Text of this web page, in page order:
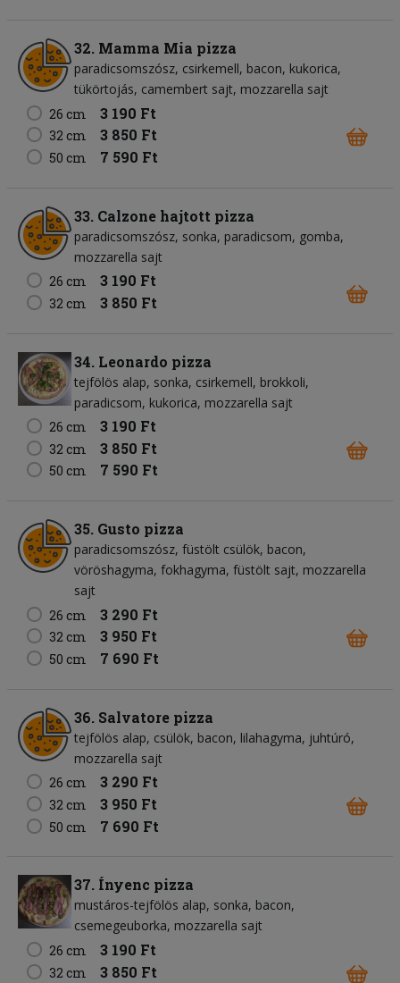
32. Mamma Mia pizza
paradicsomszósz csirkemell bacon kukorica
tükörtojás camembert sajt mozzarella sajt
26 cm
3 190 Ft
32 cm 3 850 Ft
50 cm 7 590 Ft
33. Calzone hajtott pizza
paradicsomszósz sonka paradicsom gomba
mozzarella sajt
26 cm
3 190 Ft
32 cm 3 850 Ft
34. Leonardo pizza
tejfölös alap sonka csirkemell brokkoli
paradicsom kukorica mozzarella sajt
26 cm
3 190 Ft
32 cm 3 850 Ft
50 cm 7 590 Ft
35. Gusto pizza
paradicsomszósz füstölt csülök bacon
vöröshagyma fokhagyma füstölt sajt mozzarella
sajt
26 cm
3 290 Ft
32 cm 3 950 Ft
50 cm 7 690 Ft
36. Salvatore pizza
tejfölös alap csülök bacon lilahagyma juhtúró
mozzarella sajt
26 cm
3 290 Ft
32 cm 3 950 Ft
50 cm 7 690 Ft
37. Ínyenc pizza
mustáros-tejfölös alap sonka bacon
csemegeuborka mozzarella sajt
26 cm
3 190 Ft
32 cm 3 850 Ft